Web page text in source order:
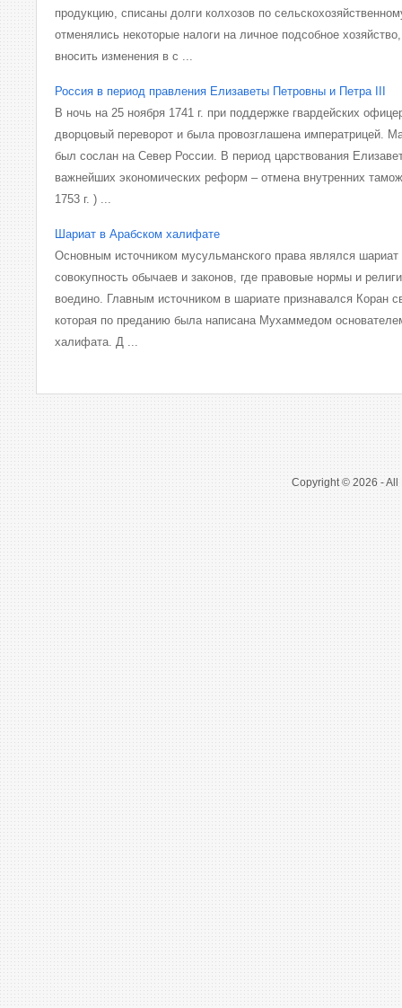
продукцию, списаны долги колхозов по
отменялись некоторые налоги на личное подсобное
вносить изменения в с ...
Россия в период правления Елизаветы Петровны и Петра III
В ночь на 25 ноября 1741 г. при поддержке гвардейских
дворцовый переворот и была провозглашена императрицей.
был сослан на Север России. В период царствования
важнейших экономических реформ – отмена внутренних
1753 г. ) ...
Шариат в Арабском халифате
Основным источником мусульманского права являлся
совокупность обычаев и законов, где правовые нормы и
воедино. Главным источником в шариате признавался Коран
которая по преданию была написана Мухаммедом
халифата. Д ...
Copyright © 2026 - All